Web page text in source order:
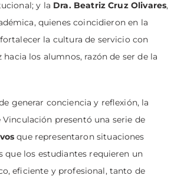
y la Dra. Beatriz Cruz Olivares,
quienes coincidieron en la
la cultura de servicio con
hacia los alumnos, razón de ser de la
generar conciencia y reflexión, la
presentó una serie de
que representaron situaciones
que los estudiantes requieren un
eficiente y profesional, tanto de